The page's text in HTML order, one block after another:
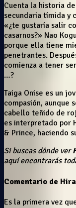
Cuenta la historia
secundaria tímida y
«¿te gustaría salir
casarnos?» Nao
porque ella tiene
penetrantes.
comienza a tener
…?
Taiga Onise es un
compasión, aunque
cabello teñido de
es interpretado por
& Prince, haciendo
Si buscas dónde ver
aquí encontrarás
Comentario de
Es la primera vez